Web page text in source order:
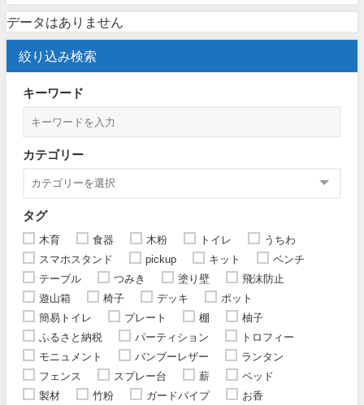
データはありません
絞り込み検索
キーワード
カテゴリー
タグ
木育 食器 木粉 トイレ
うちわ
スマホスタンド
pickup キット
ベンチ
テーブル
つみき 塗り壁
飛沫防止
遊山箱
椅子 デッキ
ポット
簡易トイレ
プレート 棚
柚子
ふるさと納税
パーティション
トロフィー
モニュメント
バンブーレザー
ランタン
フェンス
スプレー台 薪
ベッド
製材
竹粉 ガードパイプ
お香